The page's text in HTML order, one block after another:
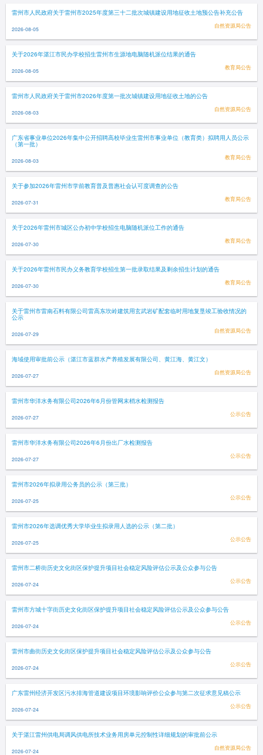
雷州市人民政府关于雷州市2025年度第三十二批次城镇建设用地征收土地预公告补充公告
2026-08-05 自然资源局公告
关于2026年湛江市民办学校招生雷州市生源地电脑随机派位结果的通告
2026-08-05 教育局公告
雷州市人民政府关于雷州市2026年度第一批次城镇建设用地征收土地的公告
2026-08-03 自然资源局公告
广东省事业单位2026年集中公开招聘高校毕业生雷州市事业单位（教育类）拟聘用人员公示
（第一批）
2026-08-03 教育局公告
关于参加2026年雷州市学前教育普及普惠社会认可度调查的公告
2026-07-31 教育局公告
关于2026年雷州市城区公办初中学校招生电脑随机派位工作的通告
2026-07-30 教育局公告
关于2026年雷州市民办义务教育学校招生第一批录取结果及剩余招生计划的通告
2026-07-30 教育局公告
关于雷州市雷南石料有限公司雷高东坎岭建筑用玄武岩矿配套临时用地复垦竣工验收情况的
公示
2026-07-29 自然资源局公告
海域使用审批前公示（湛江市蓝群水产养殖发展有限公司、黄江海、黄江文）
2026-07-27 自然资源局公告
雷州市华洋水务有限公司2026年6月份管网末梢水检测报告
2026-07-27 公示公告
雷州市华洋水务有限公司2026年6月份出厂水检测报告
2026-07-27 公示公告
雷州市2026年拟录用公务员的公示（第三批）
2026-07-25 公示公告
雷州市2026年选调优秀大学毕业生拟录用人选的公示（第二批）
2026-07-25 公示公告
雷州市二桥街历史文化街区保护提升项目社会稳定风险评估公示及公众参与公告
2026-07-24 公示公告
雷州市方城十字街历史文化街区保护提升项目社会稳定风险评估公示及公众参与公告
2026-07-24 公示公告
雷州市曲街历史文化街区保护提升项目社会稳定风险评估公示及公众参与公告
2026-07-24 公示公告
广东雷州经济开发区污水排海管道建设项目环境影响评价公众参与第二次征求意见稿公示
2026-07-24 公示公告
关于湛江雷州供电局调风供电所技术业务用房单元控制性详细规划的审批前公示
2026-07-24 自然资源局公告